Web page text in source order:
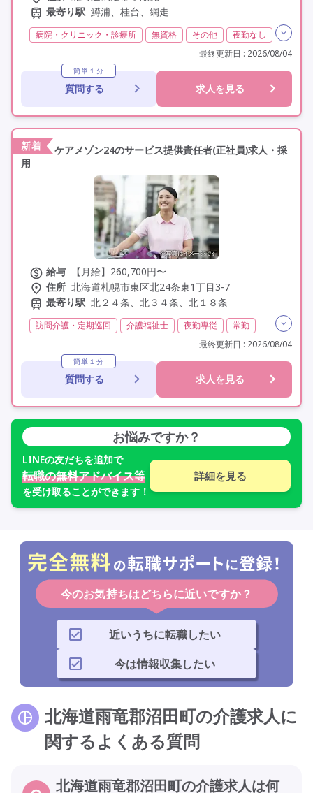
最寄り駅 鱒浦、桂台、網走
病院・クリニック・診療所 無資格 その他
夜勤なし
社会保険完備
交通費支給
託児所・保育支援あり
学歴不問
定年60歳以上
車通勤可
資格取得支援 研修制度あり
最終更新日 : 2026/08/04
簡単１分
質問する 求人を見る
新着
ケアメゾン24のサービス提供責任者(正社員)求人・採
用
給与
【月給】260,700円〜
住所 北海道札幌市東区北24条東1丁目3-7
最寄り駅 北２４条、北３４条、北１８条
訪問介護・定期巡回 介護福祉士 夜勤専従
常勤
年間休日110日以上
定年60歳以上 駅近
最終更新日 : 2026/08/04
簡単１分
質問する 求人を見る
お悩みですか？
LINEの友だちを追加で
転職の無料アドバイス等
を受け取ることができます！
詳細を見る
今のお気持ちはどちらに近いですか？
近いうちに転職したい
今は情報収集したい
北海道雨竜郡沼田町の介護求人に
関するよくある質問
北海道雨竜郡沼田町の介護求人は何